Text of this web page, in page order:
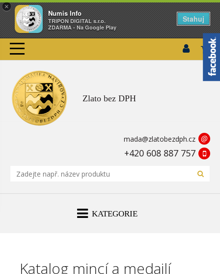
×
Numis Info
TRIPON DIGITAL s.r.o.
ZDARMA - Na Google Play
Stahuj
Zlato bez DPH
mada@zlatobezdph.cz @
+420 608 887 757
KATEGORIE
Katalog mincí a medailí